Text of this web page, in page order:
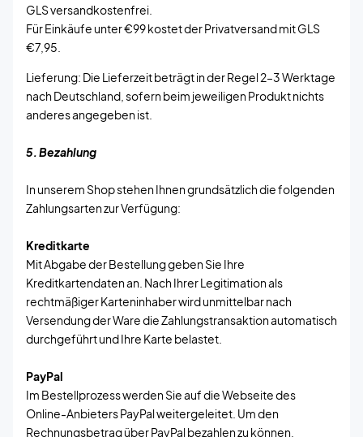
GLS versandkostenfrei.
Für Einkäufe unter €99 kostet der Privatversand mit GLS
€7,95.
Lieferung: Die Lieferzeit beträgt in der Regel 2–3 Werktage
nach Deutschland, sofern beim jeweiligen Produkt nichts
anderes angegeben ist.
5. Bezahlung
In unserem Shop stehen Ihnen grundsätzlich die folgenden
Zahlungsarten zur Verfügung:
Kreditkarte
Mit Abgabe der Bestellung geben Sie Ihre
Kreditkartendaten an. Nach Ihrer Legitimation als
rechtmäßiger Karteninhaber wird unmittelbar nach
Versendung der Ware die Zahlungstransaktion automatisch
durchgeführt und Ihre Karte belastet.
PayPal
Im Bestellprozess werden Sie auf die Webseite des
Online-Anbieters PayPal weitergeleitet. Um den
Rechnungsbetrag über PayPal bezahlen zu können,